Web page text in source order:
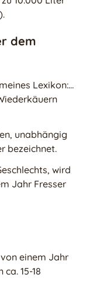
dem
Lexikon:…
unabhängig
bezeichnet.
wird
Jahr Fresser
einem Jahr
15-18